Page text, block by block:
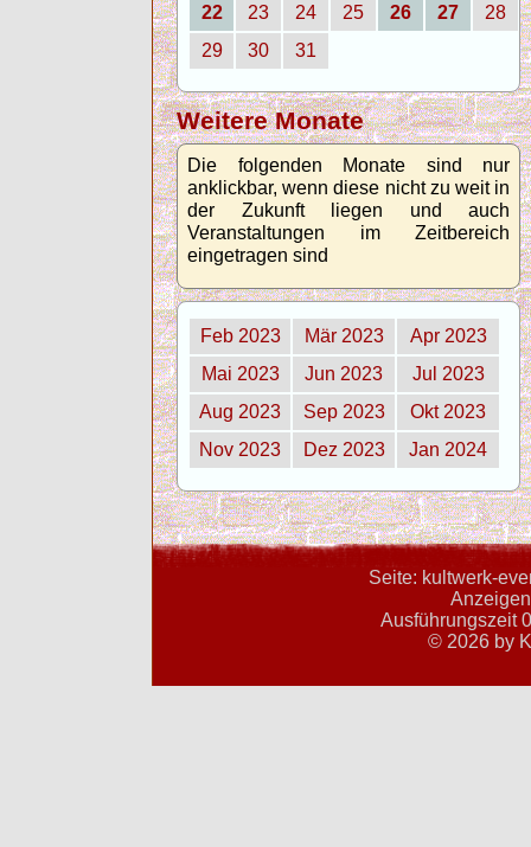
22
23 24 25 26 27
28
29
30 31
Weitere Monate
Die folgenden Monate sind nur
anklickbar, wenn diese nicht zu weit in
der Zukunft liegen und auch
Veranstaltungen im Zeitbereich
eingetragen sind
Feb 2023 Mär 2023
Apr 2023
Mai 2023
Jun 2023
Jul 2023
Aug 2023
Sep 2023
Okt 2023
Nov 2023
Dez 2023 Jan 2024
Seite: kultwerk-
Ausführungszeit
© 2026 by